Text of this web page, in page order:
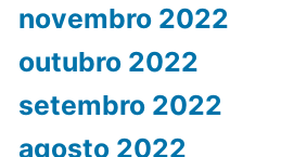
novembro 2022
outubro 2022
setembro 2022
agosto 2022